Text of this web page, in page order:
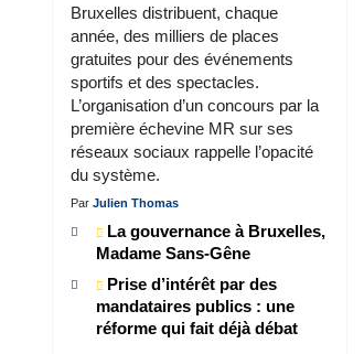
Bruxelles distribuent, chaque
année, des milliers de places
gratuites pour des événements
sportifs et des spectacles.
L’organisation d’un concours par la
première échevine MR sur ses
réseaux sociaux rappelle l’opacité
du système.
Par Julien Thomas
La gouvernance à Bruxelles,
Madame Sans-Gêne
Prise d’intérêt par des
mandataires publics : une
réforme qui fait déjà débat